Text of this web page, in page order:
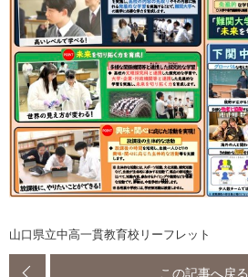
山口県立中高一貫教育校リーフレット
この記事へ戻る